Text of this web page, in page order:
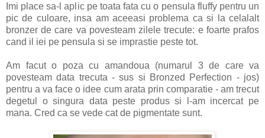
Imi place sa-l aplic pe toata fata cu o pensula fluffy pentru un
pic de culoare, insa am aceeasi problema ca si la celalalt
bronzer de care va povesteam zilele trecute: e foarte prafos
cand il iei pe pensula si se imprastie peste tot.
Am facut o poza cu amandoua (numarul 3 de care va
povesteam data trecuta - sus si Bronzed Perfection - jos)
pentru a va face o idee cum arata prin comparatie - am trecut
degetul o singura data peste produs si l-am incercat pe
mana. Cred ca se vede cat de pigmentate sunt.